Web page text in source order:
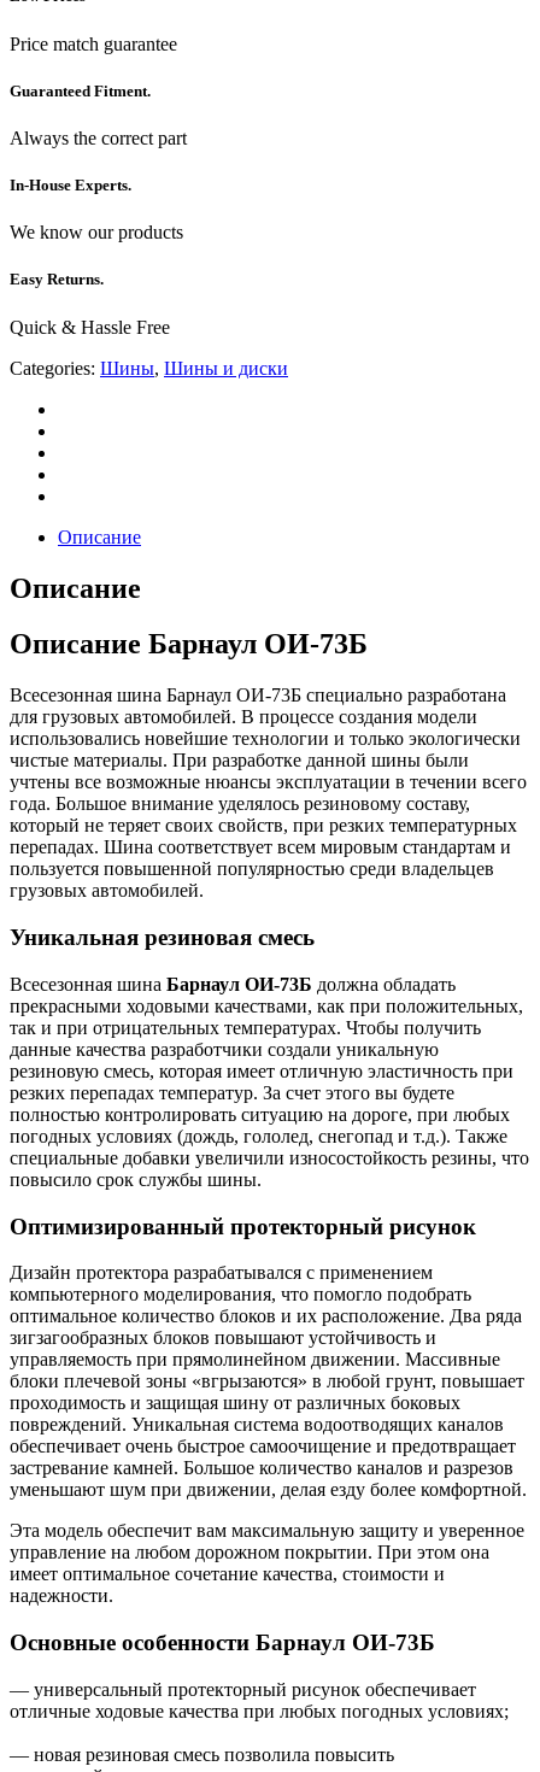
Price match guarantee
Guaranteed Fitment.
Always the correct part
In-House Experts.
We know our products
Easy Returns.
Quick & Hassle Free
Categories: Шины, Шины и диски
Описание
Описание
Описание Барнаул ОИ-73Б
Всесезонная шина Барнаул ОИ-73Б специально разработана
для грузовых автомобилей. В процессе создания модели
использовались новейшие технологии и только экологически
чистые материалы. При разработке данной шины были
учтены все возможные нюансы эксплуатации в течении всего
года. Большое внимание уделялось резиновому составу,
который не теряет своих свойств, при резких температурных
перепадах. Шина соответствует всем мировым стандартам и
пользуется повышенной популярностью среди владельцев
грузовых автомобилей.
Уникальная резиновая смесь
Всесезонная шина Барнаул ОИ-73Б должна обладать
прекрасными ходовыми качествами, как при положительных,
так и при отрицательных температурах. Чтобы получить
данные качества разработчики создали уникальную
резиновую смесь, которая имеет отличную эластичность при
резких перепадах температур. За счет этого вы будете
полностью контролировать ситуацию на дороге, при любых
погодных условиях (дождь, гололед, снегопад и т.д.). Также
специальные добавки увеличили износостойкость резины, что
повысило срок службы шины.
Оптимизированный протекторный рисунок
Дизайн протектора разрабатывался с применением
компьютерного моделирования, что помогло подобрать
оптимальное количество блоков и их расположение. Два ряда
зигзагообразных блоков повышают устойчивость и
управляемость при прямолинейном движении. Массивные
блоки плечевой зоны «вгрызаются» в любой грунт, повышает
проходимость и защищая шину от различных боковых
повреждений. Уникальная система водоотводящих каналов
обеспечивает очень быстрое самоочищение и предотвращает
застревание камней. Большое количество каналов и разрезов
уменьшают шум при движении, делая езду более комфортной.
Эта модель обеспечит вам максимальную защиту и уверенное
управление на любом дорожном покрытии. При этом она
имеет оптимальное сочетание качества, стоимости и
надежности.
Основные особенности Барнаул ОИ-73Б
— универсальный протекторный рисунок обеспечивает
отличные ходовые качества при любых погодных условиях;
— новая резиновая смесь позволила повысить